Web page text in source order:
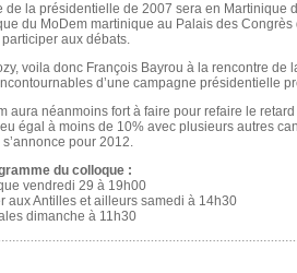
de la présidentielle de 2007 sera en Martinique
du MoDem martinique au Palais des Congrès
aux débats.
voila donc François Bayrou à la rencontre de
d’une campagne présidentielle
aura néanmoins fort à faire pour refaire le
égal à moins de 10% avec plusieurs autres
pour 2012.
du colloque :
vendredi 29 à 19h00
aux Antilles et ailleurs samedi à 14h30
dimanche à 11h30